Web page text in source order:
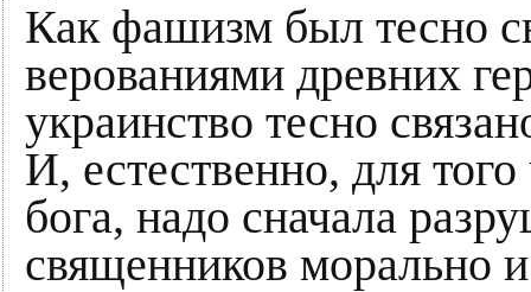
Как фашизм был тесно
верованиями древних
украинство тесно
И, естественно, для
бога, надо сначала
священников морально